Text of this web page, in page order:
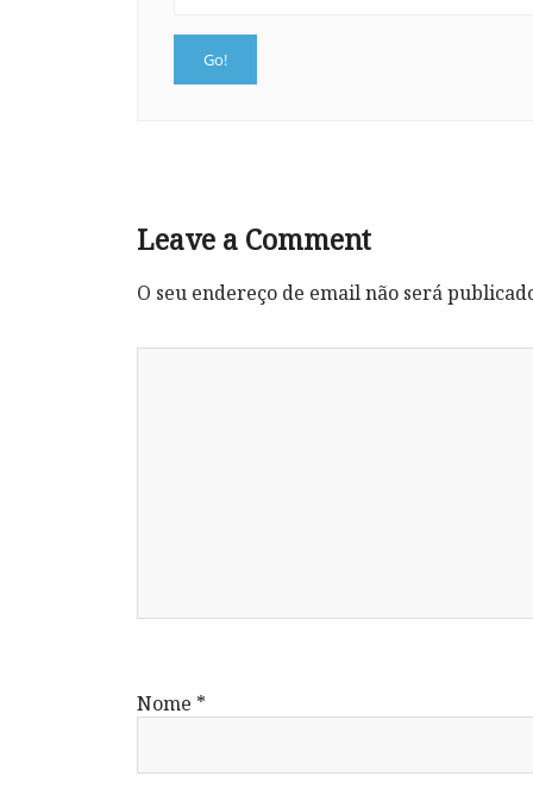
Leave a Comment
O seu endereço de email não será
Nome *